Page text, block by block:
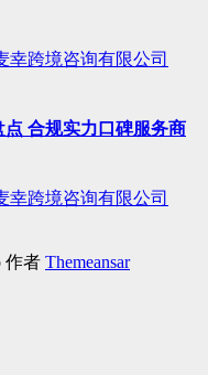
幸跨境咨询有限公司
合规实力口碑服务商
幸跨境咨询有限公司
作者 Themeansar